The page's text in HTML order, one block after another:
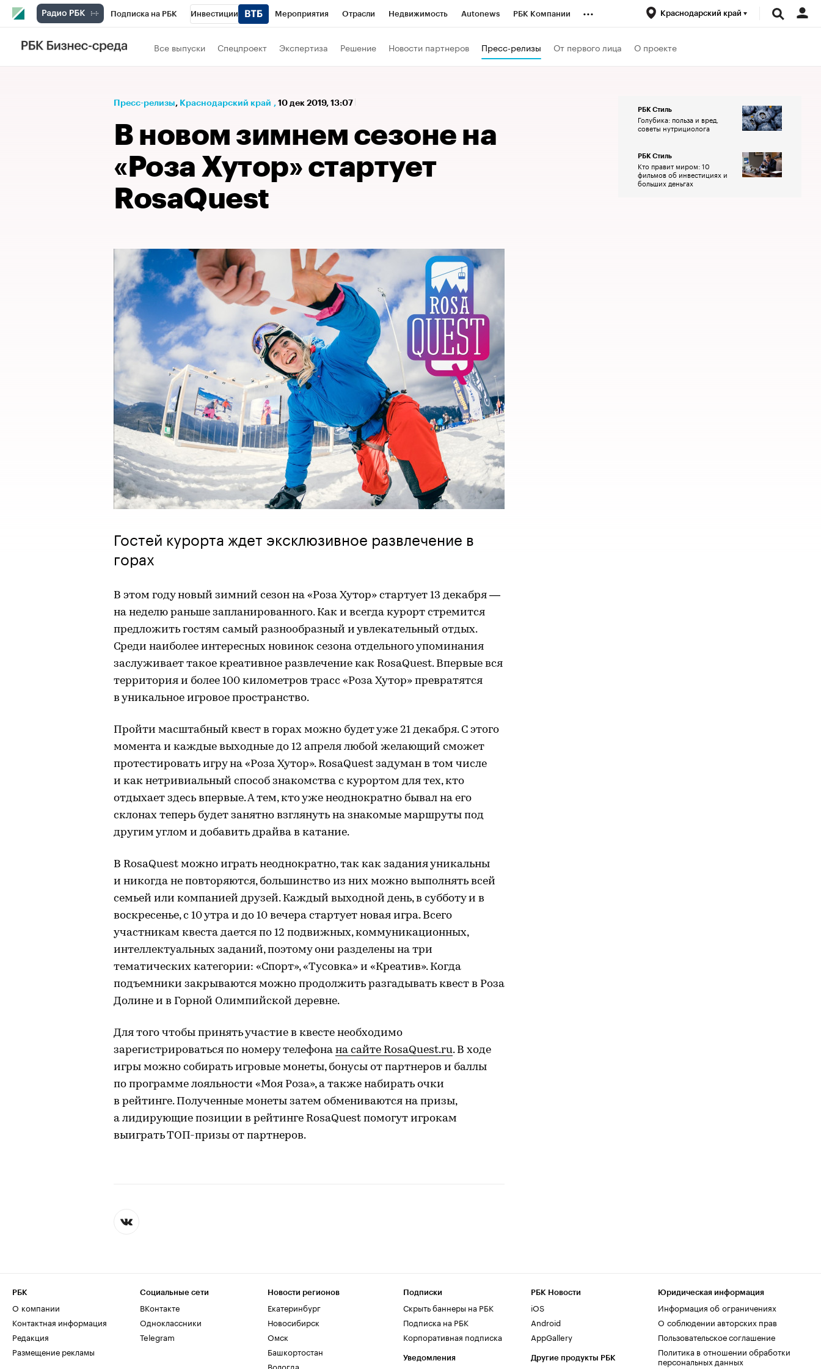
Подписка на РБК Инвестиции Мероприятия Отрасли Недвижимость Autonews РБК Компании
Телеканал
Спецпроекты
... Краснодарский край
Все выпуски Спецпроект Экспертиза Решение Новости партнеров Пресс-релизы От первого лица О проекте
Пресс-релизы⁠, Краснодарский край , 10 дек 2019, 13:07
В новом зимнем сезоне на
«Роза Хутор» стартует
RosaQuest
Гостей курорта ждет эксклюзивное развлечение в
горах
В этом году новый зимний сезон на «Роза Хутор» cтартует 13 декабря —
на неделю раньше запланированного. Как и всегда курорт стремится
предложить гостям самый разнообразный и увлекательный отдых.
Среди наиболее интересных новинок сезона отдельного упоминания
заслуживает такое креативное развлечение как RosaQuest. Впервые вся
территория и более 100 километров трасс «Роза Хутор» превратятся
в уникальное игровое пространство.
Пройти масштабный квест в горах можно будет уже 21 декабря. С этого
момента и каждые выходные до 12 апреля любой желающий сможет
протестировать игру на «Роза Хутор». RosaQuest задуман в том числе
и как нетривиальный способ знакомства с курортом для тех, кто
отдыхает здесь впервые. А тем, кто уже неоднократно бывал на его
склонах теперь будет занятно взглянуть на знакомые маршруты под
другим углом и добавить драйва в катание.
В RosaQuest можно играть неоднократно, так как задания уникальны
и никогда не повторяются, большинство из них можно выполнять всей
семьей или компанией друзей. Каждый выходной день, в субботу и в
воскресенье, с 10 утра и до 10 вечера стартует новая игра. Всего
участникам квеста дается по 12 подвижных, коммуникационных,
интеллектуальных заданий, поэтому они разделены на три
тематических категории: «Спорт», «Тусовка» и «Креатив». Когда
подъемники закрываются можно продолжить разгадывать квест в Роза
Долине и в Горной Олимпийской деревне.
Для того чтобы принять участие в квесте необходимо
зарегистрироваться по номеру телефона на сайте RosaQuest.ru. В ходе
игры можно собирать игровые монеты, бонусы от партнеров и баллы
по программе лояльности «Моя Роза», а также набирать очки
в рейтинге. Полученные монеты затем обмениваются на призы,
а лидирующие позиции в рейтинге RosaQuest помогут игрокам
выиграть ТОП-призы от партнеров.
РБК Стиль
Голубика: польза и вред,
советы нутрициолога
РБК Стиль
Кто правит миром: 10
фильмов об инвестициях и
больших деньгах
РБК
О компании
Контактная информация
Редакция
Размещение рекламы
Социальные сети
ВКонтакте
Одноклассники
Telegram
Новости регионов
Екатеринбург
Новосибирск
Омск
Башкортостан
Вологда
Подписки
Скрыть баннеры на РБК
Подписка на РБК
Корпоративная подписка
Уведомления
РБК Новости
iOS
Android
AppGallery
Другие продукты РБК
Юридическая информация
Информация об ограничениях
О соблюдении авторских прав
Пользовательское соглашение
Политика в отношении обработки
персональных данных